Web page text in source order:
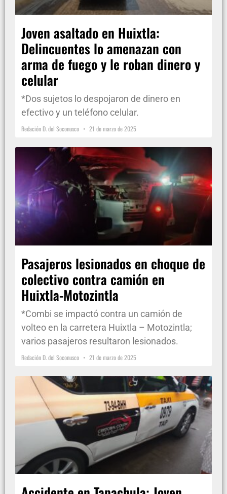
Joven asaltado en Huixtla:
Delincuentes lo amenazan con
arma de fuego y le roban dinero y
celular
*Dos sujetos lo despojaron de dinero en
efectivo y un teléfono celular.
Redación D. del Soconusco 21 de marzo de 2025
Pasajeros lesionados en choque de
colectivo contra camión en
Huixtla-Motozintla
*Combi se impactó contra un camión de
volteo en la carretera Huixtla – Motozintla;
varios pasajeros resultaron lesionados.
Redación D. del Soconusco 21 de marzo de 2025